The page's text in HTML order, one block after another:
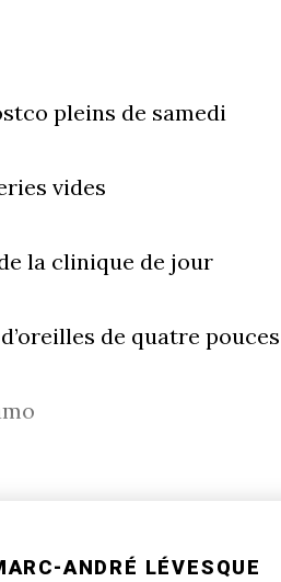
pleins de samedi
vides
la clinique de jour
de quatre pouces
ANDRÉ LÉVESQUE